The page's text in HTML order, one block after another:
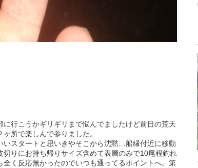
行こうかギリギリまで悩んでましたけど前日の荒天
所で楽しんで参りました。
スタートと思いきやそこから沈黙…船縁付近に移動
りにお持ち帰りサイズ含めて表層のみで10尾程釣れ
く反応無かったのでいつも通ってるポイントへ。第